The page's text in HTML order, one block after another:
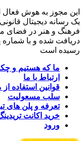
مجوز به هوش فعال
دیجیتال قانونی
و هنر در فضای
است
ما که هستیم و چکار
ارتباط با ما
قوانین استفاده از
سلب مسعولیت
تعرفه و پلن های
خرید اکانت تریدینگ
ورود